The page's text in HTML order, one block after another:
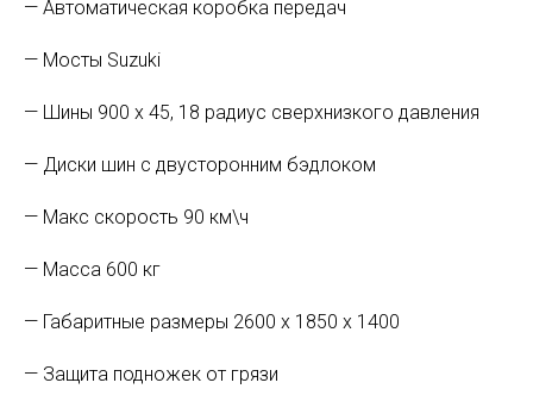
— Автоматическая коробка передач
— Мосты Suzuki
— Шины 900 х 45, 18 радиус сверхнизкого давления
— Диски шин с двусторонним бэдлоком
— Макс скорость 90 км\ч
— Масса 600 кг
— Габаритные размеры 2600 x 1850 x 1400
— Защита подножек от грязи